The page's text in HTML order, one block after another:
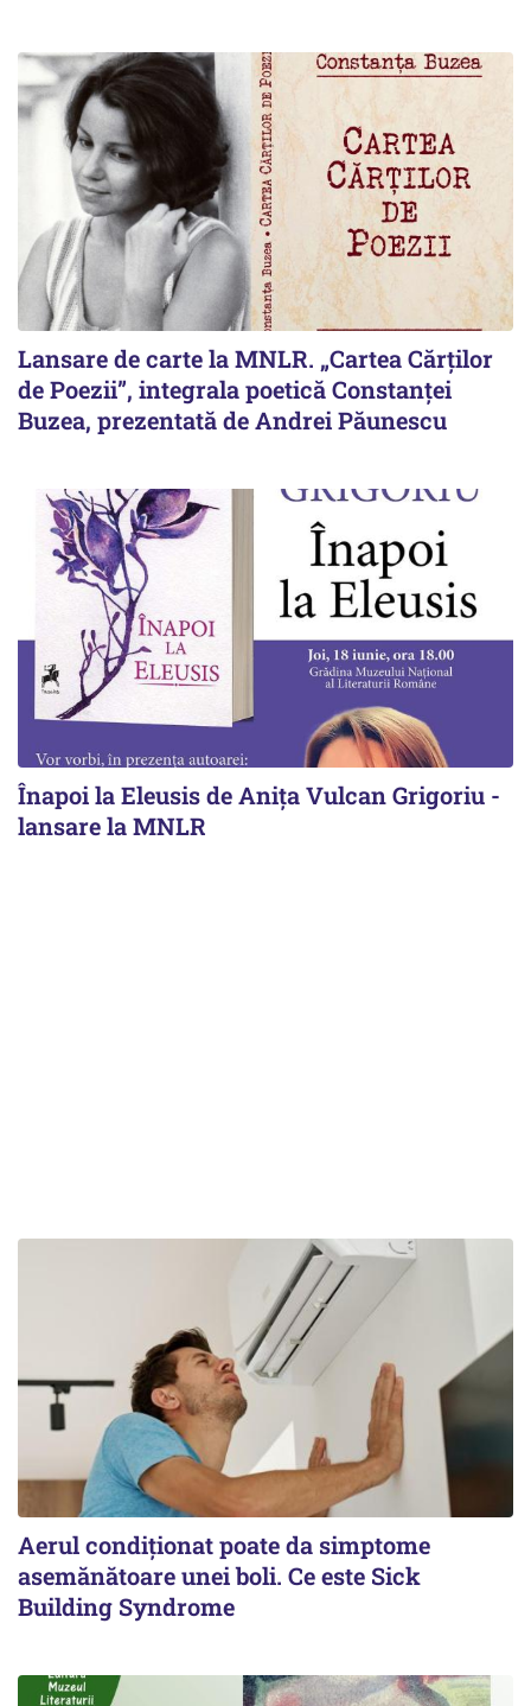
Lansare de carte la MNLR. „Cartea Cărților
de Poezii”, integrala poetică Constanței
Buzea, prezentată de Andrei Păunescu
Înapoi la Eleusis de Anița Vulcan Grigoriu -
lansare la MNLR
Aerul condiționat poate da simptome
asemănătoare unei boli. Ce este Sick
Building Syndrome